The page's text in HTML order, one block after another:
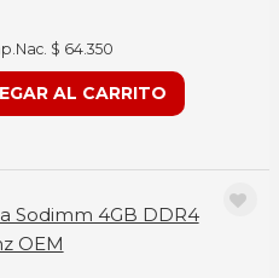
$ 64.350
AL CARRITO
Sodimm 4GB DDR4
OEM